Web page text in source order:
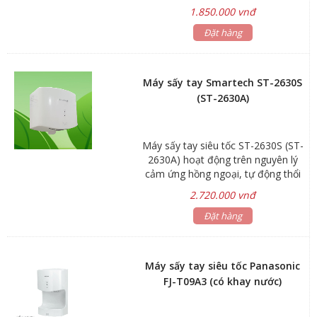
100m/s Dòng điện: 4A Lớp chống
thấm: 1PX1 Lưu lượng gió: 90m3/h
1.850.000 vnđ
Đặt hàng
Máy sấy tay Smartech ST-2630S
(ST-2630A)
Máy sấy tay siêu tốc ST-2630S (ST-
2630A) hoạt động trên nguyên lý
cảm ứng hồng ngoại, tự động thổi
tay vào vùng cảm ứng và tự ngắt
khi người dùng đưa tay ra. Thiết bị
sạch khí thổi ra, đảm bảo vệ sinh
khi sử dụng. Máy sấy tay siêu tốc
ST-2630A có khả năng sấy khô tay
2.720.000 vnđ
Đặt hàng
Máy sấy tay siêu tốc Panasonic
FJ-T09A3 (có khay nước)